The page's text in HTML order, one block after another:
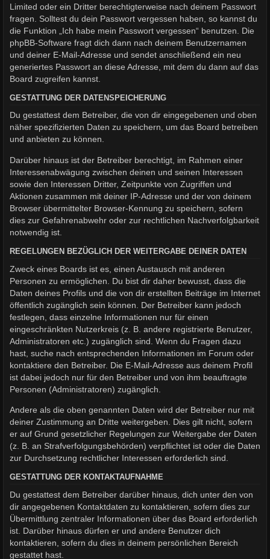
Limited oder ein Dritter berechtigterweise nach deinem Passwort
fragen. Solltest du dein Passwort vergessen haben, so kannst du
die Funktion „Ich habe mein Passwort vergessen“ benutzen. Die
phpBB-Software fragt dich dann nach deinem Benutzernamen
und deiner E-Mail-Adresse und sendet anschließend ein neu
generiertes Passwort an diese Adresse, mit dem du dann auf das
Board zugreifen kannst.
GESTATTUNG DER DATENSPEICHERUNG
Du gestattest dem Betreiber, die von dir eingegebenen und oben
näher spezifizierten Daten zu speichern, um das Board betreiben
und anbieten zu können.
Darüber hinaus ist der Betreiber berechtigt, im Rahmen einer
Interessenabwägung zwischen deinen und seinen Interessen
sowie den Interessen Dritter, Zeitpunkte von Zugriffen und
Aktionen zusammen mit deiner IP-Adresse und der von deinem
Browser übermittelter Browser-Kennung zu speichern, sofern
dies zur Gefahrenabwehr oder zur rechtlichen Nachverfolgbarkeit
notwendig ist.
REGELUNGEN BEZÜGLICH DER WEITERGABE DEINER DATEN
Zweck eines Boards ist es, einen Austausch mit anderen
Personen zu ermöglichen. Du bist dir daher bewusst, dass die
Daten deines Profils und die von dir erstellten Beiträge im Internet
öffentlich zugänglich sein können. Der Betreiber kann jedoch
festlegen, dass einzelne Informationen nur für einen
eingeschränkten Nutzerkreis (z. B. andere registrierte Benutzer,
Administratoren etc.) zugänglich sind. Wenn du Fragen dazu
hast, suche nach entsprechenden Informationen im Forum oder
kontaktiere den Betreiber. Die E-Mail-Adresse aus deinem Profil
ist dabei jedoch nur für den Betreiber und von ihm beauftragte
Personen (Administratoren) zugänglich.
Andere als die oben genannten Daten wird der Betreiber nur mit
deiner Zustimmung an Dritte weitergeben. Dies gilt nicht, sofern
er auf Grund gesetzlicher Regelungen zur Weitergabe der Daten
(z. B. an Strafverfolgungsbehörden) verpflichtet ist oder die Daten
zur Durchsetzung rechtlicher Interessen erforderlich sind.
GESTATTUNG DER KONTAKTAUFNAHME
Du gestattest dem Betreiber darüber hinaus, dich unter den von
dir angegebenen Kontaktdaten zu kontaktieren, sofern dies zur
Übermittlung zentraler Informationen über das Board erforderlich
ist. Darüber hinaus dürfen er und andere Benutzer dich
kontaktieren, sofern du dies in deinem persönlichen Bereich
gestattet hast.